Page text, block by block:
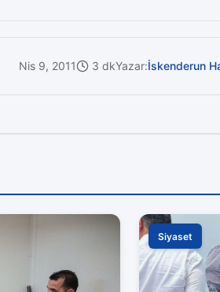
Nis 9, 2011 3 dkYazar:İskenderun
Siyaset